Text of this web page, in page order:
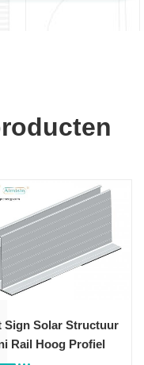
Sign Solar Structuur
Rail Hoog Profiel